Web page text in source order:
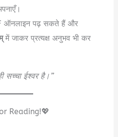
ऑनलाइन पढ़ सकते हैं और
में जाकर प्रत्यक्ष अनुभव भी कर
सच्चा ईश्वर है।”
Reading!💖